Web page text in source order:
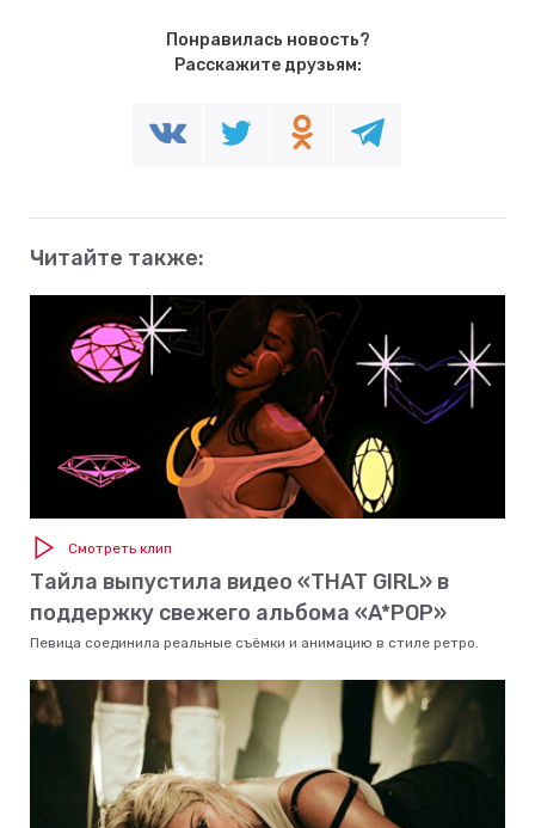
Понравилась новость?
Расскажите друзьям:
Читайте также:
Смотреть клип
Тайла выпустила видео «THAT GIRL» в
поддержку свежего альбома «A*POP»
Певица соединила реальные съёмки и анимацию в стиле ретро.